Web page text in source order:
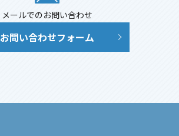
メールでのお問い合わせ
お問い合わせフォーム